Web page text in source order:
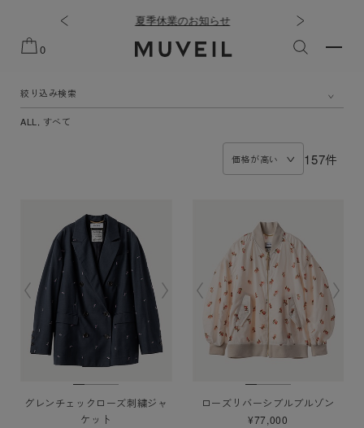
夏季休業のお知らせ
0
絞り込み検索
ALL, すべて
157件
価格が高い
グレンチェックローズ刺繍ジャ
ケット
ローズリバーシブルブルゾン
¥77,000